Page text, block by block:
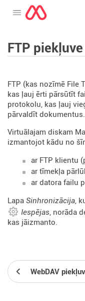
Atveriet izvēlni
FTP piekļuve
FTP (kas nozīmē File
kas ļauj ērti pārsūtīt
protokolu, kas ļauj
pārvaldīt dokumentus.
Virtuālajam diskam
izmantojot kādu no
ar FTP klientu
ar tīmekļa
ar datora failu
Lapa Sinhronizācija,
Iespējas, norāda
kas jāizmanto.
WebDAV